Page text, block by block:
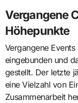
Vergangene
Höhepunkte
Vergangene
eingebunden und
gestellt. Der letzte
eine Vielzahl von
Zusammenarbeit